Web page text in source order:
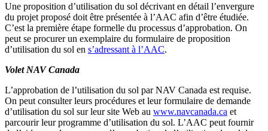
Une proposition d’utilisation du sol décrivant en détail l’envergure
du projet proposé doit être présentée à l’AAC afin d’être étudiée.
C’est la première étape formelle du processus d’approbation. On
peut se procurer un exemplaire du formulaire de proposition
d’utilisation du sol en s’adressant à l’AAC.
Volet NAV Canada
L’approbation de l’utilisation du sol par NAV Canada est requise.
On peut consulter leurs procédures et leur formulaire de demande
d’utilisation du sol sur leur site Web au www.navcanada.ca et
parcourir leur programme d’utilisation du sol. L’AAC peut fournir